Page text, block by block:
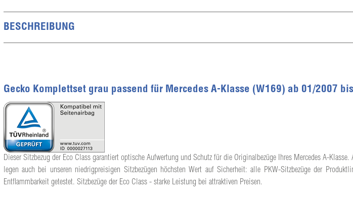
BESCHREIBUNG
Gecko Komplettset grau passend für Mercedes A-Klasse (W169) ab 01/2007
Dieser Sitzbezug der Eco Class garantiert optische Aufwertung und Schutz für die Originalbezüge Ihres Mercedes A-
legen auch bei unseren niedrigpreisigen Sitzbezügen höchsten Wert auf Sicherheit: alle PKW-Sitzbezüge der
Entflammbarkeit getestet. Sitzbezüge der Eco Class - starke Leistung bei attraktiven Preisen.